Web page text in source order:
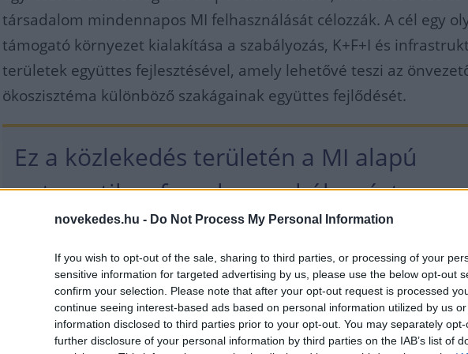
novekedes.hu - Do Not Process My Personal Information
If you wish to opt-out of the sale, sharing to third parties, or processing of your
sensitive information for targeted advertising by us, please use the below opt-out
confirm your selection. Please note that after your opt-out request is processed
continue seeing interest-based ads based on personal information utilized by us
information disclosed to third parties prior to your opt-out. You may separately
further disclosure of your personal information by third parties on the IAB’s list of
társadalom mindennapos MI felhasználását célozzák. A cél egy
támogató környezet kialakítása a szabályozás, K+F+I és
területek együttes fejlesztésével, amely lehetővé teszi az
ökoszisztéma különböző szakágainak együttes fejlődését.
Ez a közlekedés területén a MI alapú
automatikus forgalomszabályozást
bevezetését, a városi tömegközlekedési
hálózatok és járatok optimalizálását, az
utasforgalom számlálását, valamint az
parkolási rendszerek fejlesztését foglalja